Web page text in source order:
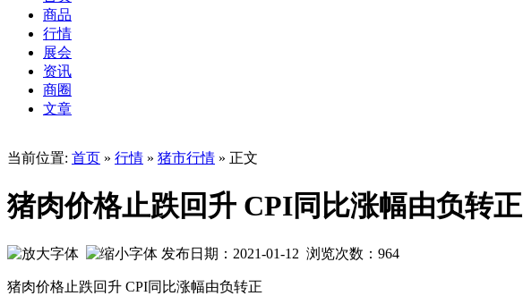
商品
行情
展会
资讯
商圈
文章
当前位置: 首页 » 行情 » 猪市行情 » 正文
猪肉价格止跌回升 CPI同比涨幅由负转正
发布日期：2021-01-12 浏览次数： 964
猪肉价格止跌回升 CPI同比涨幅由负转正